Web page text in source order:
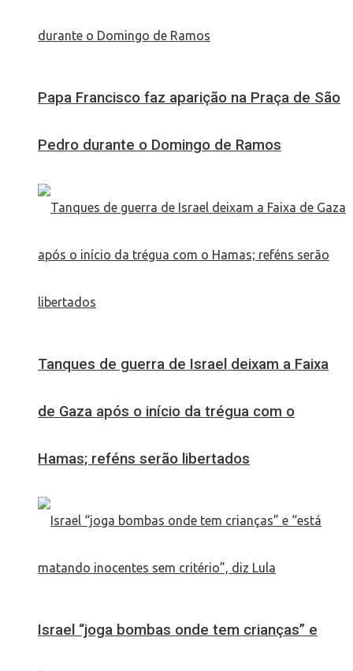
Papa Francisco faz aparição na Praça de São
Pedro durante o Domingo de Ramos
Tanques de guerra de Israel deixam a Faixa
de Gaza após o início da trégua com o
Hamas; reféns serão libertados
Israel “joga bombas onde tem crianças” e